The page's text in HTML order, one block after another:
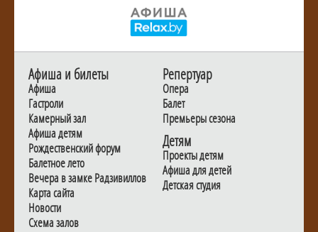
Афиша и билеты
Афиша
Гастроли
Камерный зал
Афиша детям
Рождественский форум
Балетное лето
Вечера в замке Радзивиллов
Карта сайта
Новости
Схема залов
Репертуар
Опера
Балет
Премьеры сезона
Детям
Проекты детям
Афиша для детей
Детская студия